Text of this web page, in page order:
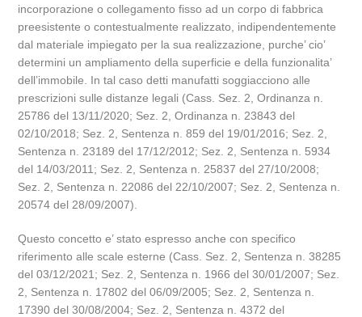
incorporazione o collegamento fisso ad un corpo di fabbrica
preesistente o contestualmente realizzato, indipendentemente
dal materiale impiegato per la sua realizzazione, purche’ cio’
determini un ampliamento della superficie e della funzionalita’
dell’immobile. In tal caso detti manufatti soggiacciono alle
prescrizioni sulle distanze legali (Cass. Sez. 2, Ordinanza n.
25786 del 13/11/2020; Sez. 2, Ordinanza n. 23843 del
02/10/2018; Sez. 2, Sentenza n. 859 del 19/01/2016; Sez. 2,
Sentenza n. 23189 del 17/12/2012; Sez. 2, Sentenza n. 5934
del 14/03/2011; Sez. 2, Sentenza n. 25837 del 27/10/2008;
Sez. 2, Sentenza n. 22086 del 22/10/2007; Sez. 2, Sentenza n.
20574 del 28/09/2007).
Questo concetto e’ stato espresso anche con specifico
riferimento alle scale esterne (Cass. Sez. 2, Sentenza n. 38285
del 03/12/2021; Sez. 2, Sentenza n. 1966 del 30/01/2007; Sez.
2, Sentenza n. 17802 del 06/09/2005; Sez. 2, Sentenza n.
17390 del 30/08/2004; Sez. 2, Sentenza n. 4372 del